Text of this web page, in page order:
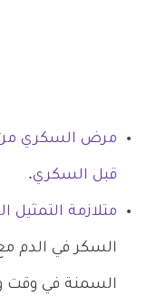
مرض السكري من
قبل السكري.
متلازمة التمثيل
السكر في الدم
السمنة في وقت